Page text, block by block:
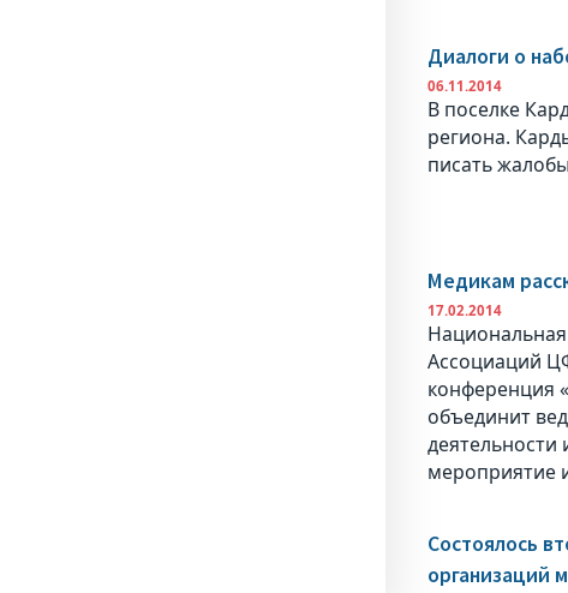
Диалоги о
06.11.2014
В поселке
региона.
писать
Медикам
17.02.2014
Ассоциаций
конференция
объединит
деятельности
мероприятие
Состоялось
организаций